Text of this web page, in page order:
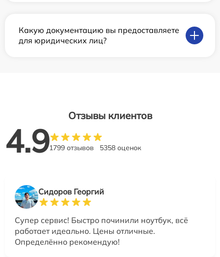
Какую документацию вы предоставляете
для юридических лиц?
Отзывы клиентов
4.91799 отзывов 5358 оценок
Сидоров Георгий
Супер сервис! Быстро починили ноутбук, всё
работает идеально. Цены отличные.
Определённо рекомендую!